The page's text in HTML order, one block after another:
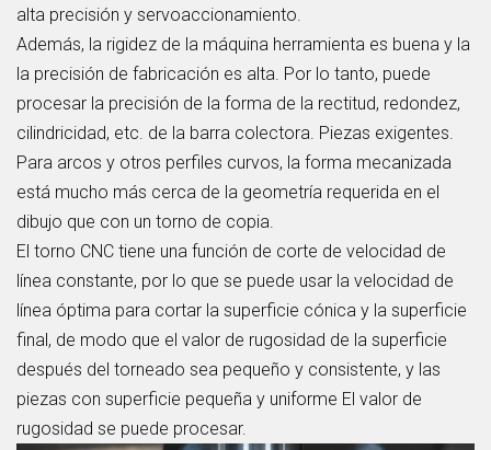
alta precisión y servoaccionamiento.
Además, la rigidez de la máquina herramienta es buena y la
la precisión de fabricación es alta. Por lo tanto, puede
procesar la precisión de la forma de la rectitud, redondez,
cilindricidad, etc. de la barra colectora. Piezas exigentes.
Para arcos y otros perfiles curvos, la forma mecanizada
está mucho más cerca de la geometría requerida en el
dibujo que con un torno de copia.
El torno CNC tiene una función de corte de velocidad de
línea constante, por lo que se puede usar la velocidad de
línea óptima para cortar la superficie cónica y la superficie
final, de modo que el valor de rugosidad de la superficie
después del torneado sea pequeño y consistente, y las
piezas con superficie pequeña y uniforme El valor de
rugosidad se puede procesar.